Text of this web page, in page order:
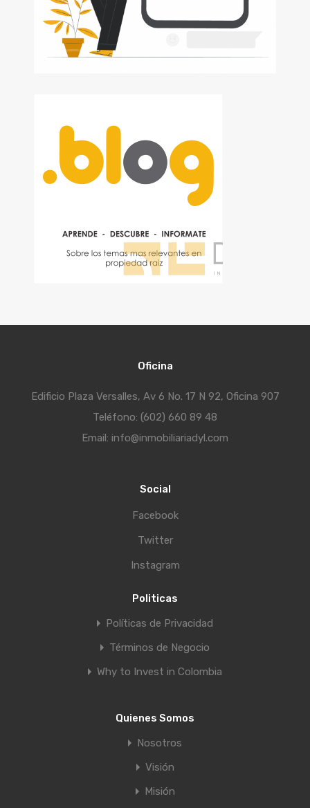
Oficina
Edificio Plaza Versalles, Av 6 No. 17 N 92, Oficina 907
Teléfono: (602) 660 89 48
Email: info@inmobiliariadyl.com
Social
Facebook
Twitter
Instagram
Politicas
Políticas de Privacidad
Términos de Negocio
Why to Invest in Colombia
Quienes Somos
Nosotros
Visión
Misión